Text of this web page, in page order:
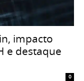
impacto
e destaque
0